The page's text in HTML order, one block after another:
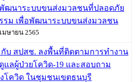
ฒนาระบบขนส่งมวลชนที่ปลอดภัย
รม เพื่อพัฒนาระบบขนส่งมวลชน
มษายน 2565
บ สปสช. ลงพื้นที่ติดตามการทำงาน
แลผู้ป่วยโควิด-19 และสอบถาม
โควิด ในชุมชนเขตธนบุรี